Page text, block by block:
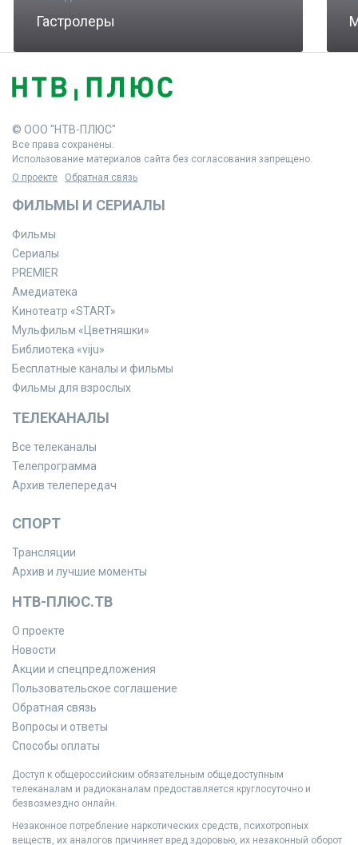
Гастролеры
© ООО "НТВ-ПЛЮС"
Все права сохранены.
Использование материалов сайта без согласования запрещено.
О проекте
Обратная связь
ФИЛЬМЫ И СЕРИАЛЫ
Фильмы
Сериалы
PREMIER
Амедиатека
Кинотеатр «START»
Мульфильм «Цветняшки»
Библиотека «viju»
Бесплатные каналы и фильмы
Фильмы для взрослых
ТЕЛЕКАНАЛЫ
Все телеканалы
Телепрограмма
Архив телепередач
СПОРТ
Трансляции
Архив и лучшие моменты
НТВ-ПЛЮС.ТВ
О проекте
Новости
Акции и спецпредложения
Пользовательское соглашение
Обратная связь
Вопросы и ответы
Способы оплаты
Доступ к общероссийским обязательным общедоступным
телеканалам и радиоканалам предоставляется круглосуточно и
безвозмездно онлайн.
Незаконное потребление наркотических средств, психотропных
веществ, их аналогов причиняет вред здоровью, их незаконный оборот